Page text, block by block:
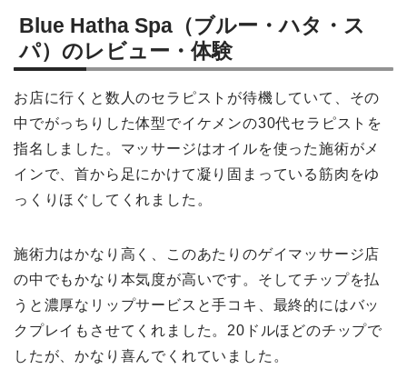
Blue Hatha Spa（ブルー・ハタ・ス
パ）のレビュー・体験
お店に行くと数人のセラピストが待機していて、その
中でがっちりした体型でイケメンの30代セラピストを
指名しました。マッサージはオイルを使った施術がメ
インで、首から足にかけて凝り固まっている筋肉をゆ
っくりほぐしてくれました。
施術力はかなり高く、このあたりのゲイマッサージ店
の中でもかなり本気度が高いです。そしてチップを払
うと濃厚なリップサービスと手コキ、最終的にはバッ
クプレイもさせてくれました。20ドルほどのチップで
したが、かなり喜んでくれていました。